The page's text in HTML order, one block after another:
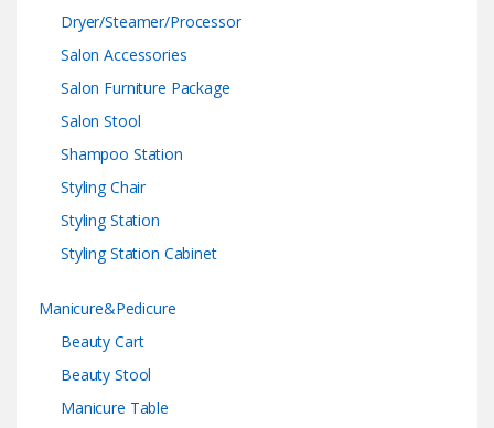
Dryer/Steamer/Processor
Salon Accessories
Salon Furniture Package
Salon Stool
Shampoo Station
Styling Chair
Styling Station
Styling Station Cabinet
Manicure&Pedicure
Beauty Cart
Beauty Stool
Manicure Table